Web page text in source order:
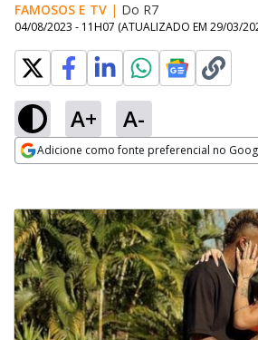
FAMOSOS E TV | Do R7
04/08/2023 - 11H07 (ATUALIZADO EM 29/03/
A+ A-
Adicione como fonte preferencial no